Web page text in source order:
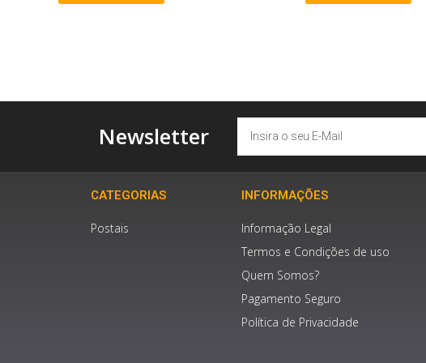
Newsletter
CATEGORIAS
Postais
INFORMAÇÕES
Informação Legal
Termos e Condições de uso
Quem Somos?
Pagamento Seguro
Política de Privacidade